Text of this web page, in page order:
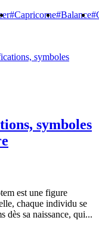
#Capricorne#Balance
symboles
est une figure
chaque individu se
dès sa naissance, qui...